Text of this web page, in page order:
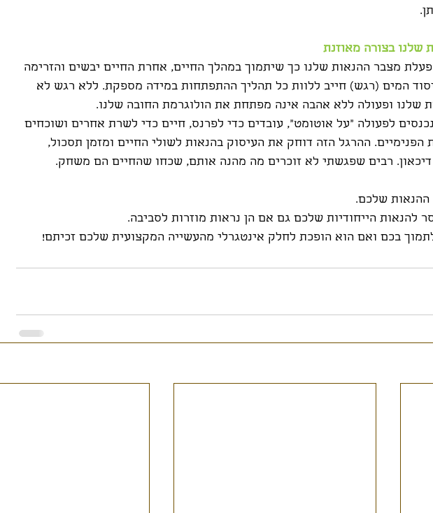
שלנו בצורה מאוזנת
מצבר ההנאות שלנו כך שיתמוך במהלך החיים, אחרת החיים יבשים והזרימה
המים (רגש) חייב ללוות כל תהליך ההתפתחות במידה מספקת. ללא רגש לא
שלנו ופעולה ללא אהבה אינה מפתחת את הולוגרמת החובה שלנו.
לפעולה "על אוטומט", עובדים כדי לפרנס, חיים כדי לשרת אחרים ושוכחים
הפנימיים. ההרגל הזה דוחק את העיסוק בהנאות לשולי החיים ומזמן תסכול,
דיכאון. רבים שפגשתי לא זוכרים מה מהנה אותם, שכחו שהחיים הם משחק.
ההנאות שלכם.
להנאות הייחודיות שלכם גם אם הן נראות מוזרות לסביבה.
בכם ואם הוא הופכת לחלק אינטגרלי מהעשייה המקצועית שלכם זכיתם!